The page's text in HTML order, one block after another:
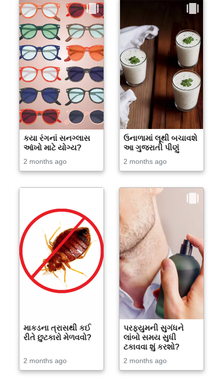
કયા રંગનાં સનગ્લાસ
આંખો માટે યોગ્ય?
2 months ago
ઉનાળામાં લૂથી બચાવશે
આ ગુજરાતી પીણું
2 months ago
માકડના ત્રાસથી કઈ
રીતે છુટકારો મેળવવો?
2 months ago
પરફ્યુમની સુગંધને
લાંબો સમય સુધી
ટકાવવા શું કરશો?
2 months ago